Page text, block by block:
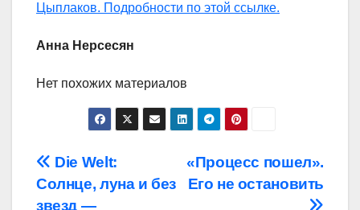
Цыплаков. Подробности по этой ссылке.
Анна Нерсесян
Нет похожих материалов
Навигация
по
«Процесс пошел».
Его не остановить
Die Welt:
Солнце, луна и без
звезд —